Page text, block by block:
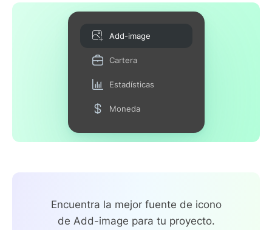
Add-image
Cartera
Estadísticas
Moneda
Encuentra la mejor fuente de icono
de Add-image para tu proyecto.